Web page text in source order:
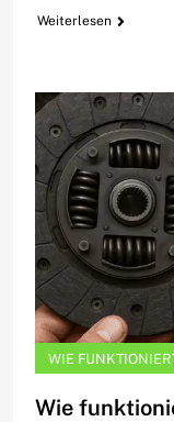
Weiterlesen
WIE
Wie